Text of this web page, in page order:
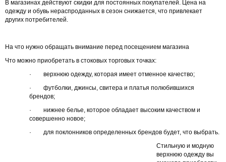
В магазинах действуют скидки для постоянных покупателей. Цена на
одежду и обувь нераспроданных в сезон снижается, что привлекает
других потребителей.
На что нужно обращать внимание перед посещением магазина
Что можно приобретать в стоковых торговых точках:
· верхнюю одежду, которая имеет отменное качество;
· футболки, джинсы, свитера и платья полюбившихся
брендов;
· нижнее белье, которое обладает высоким качеством и
совершенно новое;
· для поклонников определенных брендов будет, что выбрать.
Стильную и модную
верхнюю одежду вы